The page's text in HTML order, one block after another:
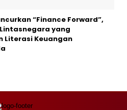
“Finance Forward”,
Lintasnegara yang
Literasi Keuangan